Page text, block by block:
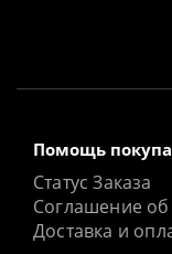
Помощь
Статус Заказа
Соглашение об
Доставка и